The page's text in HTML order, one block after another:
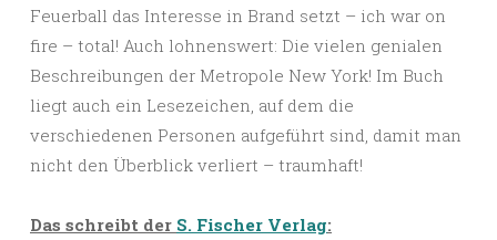
Feuerball das Interesse in Brand setzt – ich war on
fire – total! Auch lohnenswert: Die vielen genialen
Beschreibungen der Metropole New York! Im Buch
liegt auch ein Lesezeichen, auf dem die
verschiedenen Personen aufgeführt sind, damit man
nicht den Überblick verliert – traumhaft!
Das schreibt der S. Fischer Verlag: